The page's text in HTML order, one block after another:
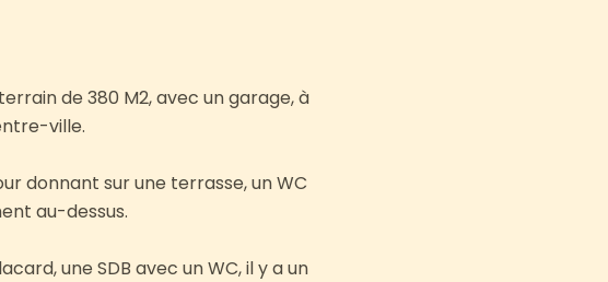
de 380 M2, avec un garage, à
ville.
donnant sur une terrasse, un WC
au-dessus.
une SDB avec un WC, il y a un